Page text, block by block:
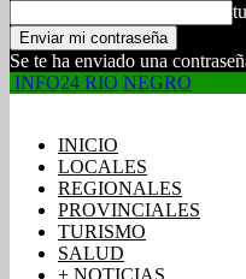
Se te ha enviado una
INFO24 RIO NEGRO
INICIO
LOCALES
REGIONALES
PROVINCIALES
TURISMO
SALUD
+ NOTICIAS